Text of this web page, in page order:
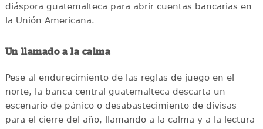
diáspora guatemalteca para abrir cuentas bancarias en
la Unión Americana.
Un llamado a la calma
Pese al endurecimiento de las reglas de juego en el
norte, la banca central guatemalteca descarta un
escenario de pánico o desabastecimiento de divisas
para el cierre del año, llamando a la calma y a la lectura